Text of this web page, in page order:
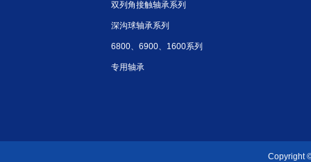
双列角接触轴承系列
深沟球轴承系列
6800、6900、1600系列
专用轴承
Copyright